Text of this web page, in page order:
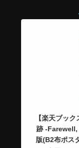
【楽天ブッ
跡 -
版(B2布ポス